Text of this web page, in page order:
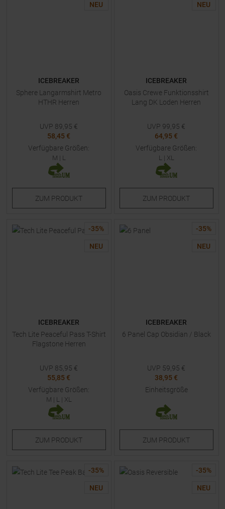
NEU
ICEBREAKER
Sphere Langarmshirt Metro
HTHR Herren
UVP 89,95 €
58,45 €
Verfügbare Größen:
M | L
ZUM PRODUKT
NEU
ICEBREAKER
Oasis Crewe Funktionsshirt
Lang DK Loden Herren
UVP 99,95 €
64,95 €
Verfügbare Größen:
L | XL
ZUM PRODUKT
-35%
NEU
ICEBREAKER
Tech Lite Peaceful Pass T-Shirt
Flagstone Herren
UVP 85,95 €
55,85 €
Verfügbare Größen:
M | L | XL
ZUM PRODUKT
-35%
NEU
ICEBREAKER
6 Panel Cap Obsidian / Black
UVP 59,95 €
38,95 €
Einheitsgröße
ZUM PRODUKT
-35%
NEU
-35%
NEU